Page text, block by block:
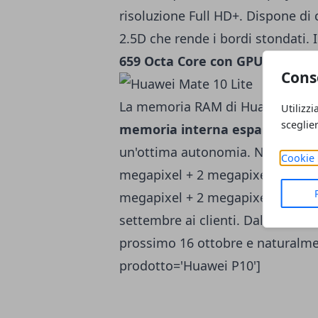
Cookie
risoluzione Full HD+. Dispone
2.5D che rende i bordi stondati.
659 Octa Core con GPU Mali-
La memoria RAM di Huawei
memoria interna espandibile.
un'ottima autonomia. Nella
megapixel + 2 megapixel di
megapixel + 2 megapixel di
settembre ai clienti. Dalle
prossimo 16 ottobre e
prodotto='Huawei P10']